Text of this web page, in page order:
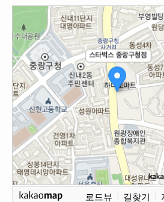
로드뷰 길찾기